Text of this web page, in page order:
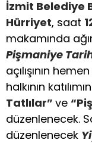
İzmit Belediye
Hürriyet, saat
makamında
Pişmaniye
açılışının
halkının
Tatlılar” ve “
düzenlenecek.
düzenlenecek